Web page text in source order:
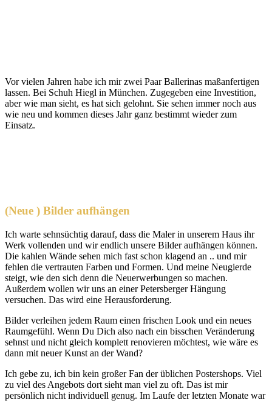
Vor vielen Jahren habe ich mir zwei Paar Ballerinas maßanfertigen
lassen. Bei Schuh Hiegl in München. Zugegeben eine Investition,
aber wie man sieht, es hat sich gelohnt. Sie sehen immer noch aus
wie neu und kommen dieses Jahr ganz bestimmt wieder zum
Einsatz.
(Neue ) Bilder aufhängen
Ich warte sehnsüchtig darauf, dass die Maler in unserem Haus ihr
Werk vollenden und wir endlich unsere Bilder aufhängen können.
Die kahlen Wände sehen mich fast schon klagend an .. und mir
fehlen die vertrauten Farben und Formen. Und meine Neugierde
steigt, wie den sich denn die Neuerwerbungen so machen.
Außerdem wollen wir uns an einer Petersberger Hängung
versuchen. Das wird eine Herausforderung.
Bilder verleihen jedem Raum einen frischen Look und ein neues
Raumgefühl. Wenn Du Dich also nach ein bisschen Veränderung
sehnst und nicht gleich komplett renovieren möchtest, wie wäre es
dann mit neuer Kunst an der Wand?
Ich gebe zu, ich bin kein großer Fan der üblichen Postershops. Viel
zu viel des Angebots dort sieht man viel zu oft. Das ist mir
persönlich nicht individuell genug. Im Laufe der letzten Monate war